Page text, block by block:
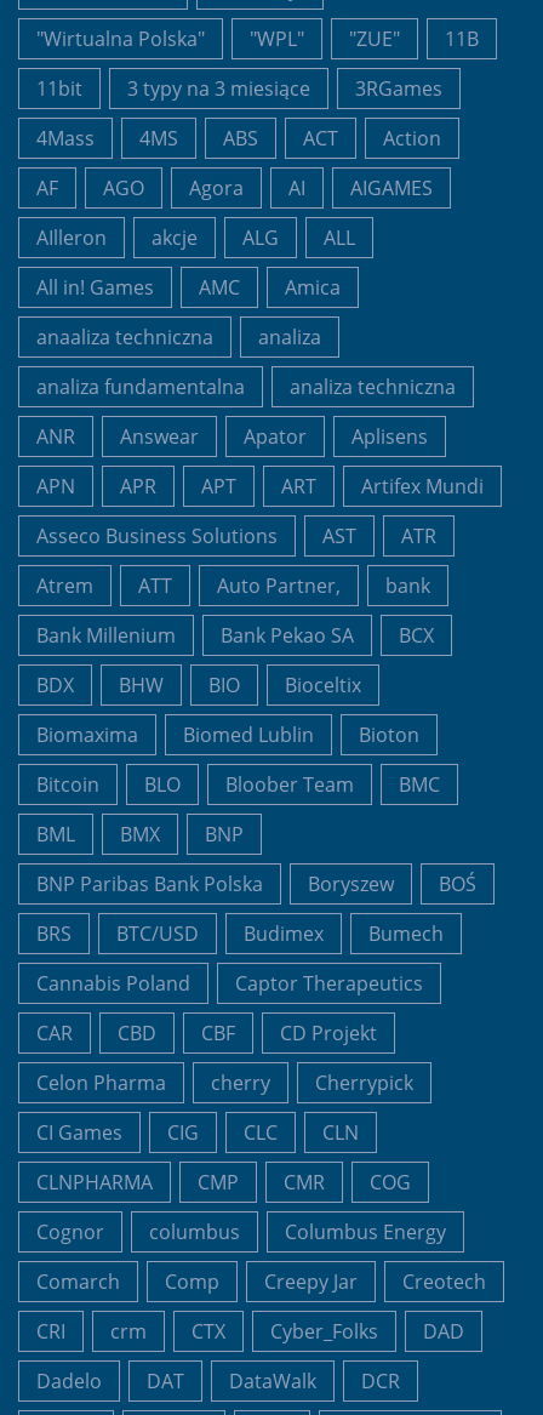
"Wirtualna Polska"
"WPL" "ZUE"
11B
11bit
3 typy na 3 miesiące
3RGames
4Mass
4MS ABS ACT
Action
AF
AGO Agora AI
AIGAMES
AIlleron
akcje ALG
ALL
All in! Games
AMC
Amica
anaaliza techniczna
analiza
analiza fundamentalna
analiza techniczna
ANR
Answear Apator
Aplisens
APN
APR APT ART
Artifex Mundi
Asseco Business Solutions
AST
ATR
Atrem
ATT Auto Partner,
bank
Bank Millenium
Bank Pekao SA
BCX
BDX
BHW BIO
Bioceltix
Biomaxima
Biomed Lublin
Bioton
Bitcoin
BLO Bloober Team
BMC
BML
BMX
BNP
BNP Paribas Bank Polska
Boryszew
BOŚ
BRS
BTC/USD Budimex
Bumech
Cannabis Poland
Captor Therapeutics
CAR
CBD CBF
CD Projekt
Celon Pharma
cherry
Cherrypick
CI Games
CIG CLC
CLN
CLNPHARMA
CMP CMR
COG
Cognor
columbus
Columbus Energy
Comarch
Comp Creepy Jar
Creotech
CRI
crm CTX Cyber_Folks
DAD
Dadelo
DAT DataWalk
DCR